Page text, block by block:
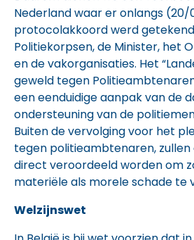
Nederland waar er onlangs (20/
protocolakkoord werd
Politiekorpsen, de Minister, het
en de vakorganisaties. Het
geweld tegen
een eenduidige aanpak van de
ondersteuning van de
Buiten de vervolging voor het
tegen politieambtenaren, zullen
direct veroordeeld worden om
materiële als morele schade te
Welzijnswet